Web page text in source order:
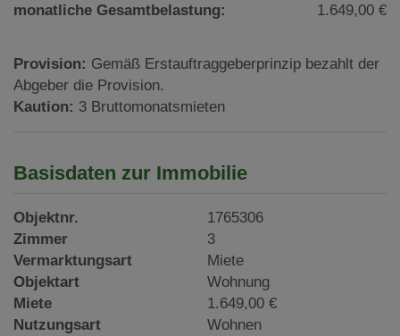
monatliche Gesamtbelastung:
1.649,00 €
Provision: Gemäß Erstauftraggeberprinzip bezahlt der
Abgeber die Provision.
Kaution: 3 Bruttomonatsmieten
Basisdaten zur Immobilie
Objektnr.
1765306
Zimmer
3
Vermarktungsart
Miete
Objektart
Wohnung
Miete
1.649,00 €
Nutzungsart
Wohnen